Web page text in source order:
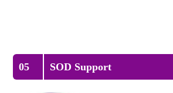
05 SOD Support